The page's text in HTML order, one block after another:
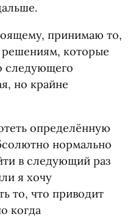
принимаю то,
решениям, которые
следующего
но крайне
определённую
нормально
в следующий раз
я хочу
то, что приводит
когда